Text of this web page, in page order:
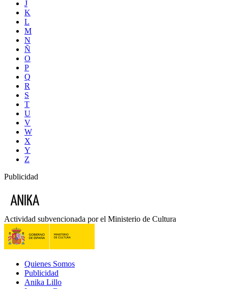
J
K
L
M
N
Ñ
O
P
Q
R
S
T
U
V
W
X
Y
Z
Publicidad
Actividad subvencionada por el Ministerio de Cultura
Quienes Somos
Publicidad
Anika Lillo